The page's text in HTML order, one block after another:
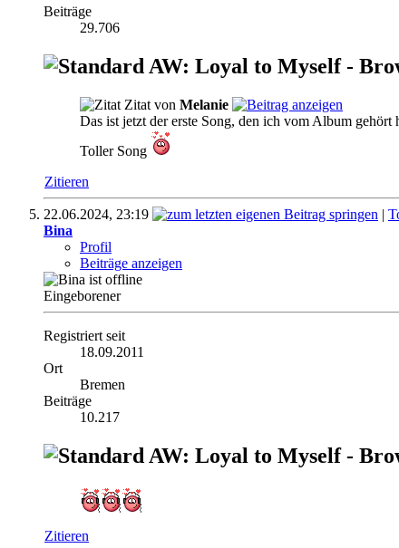
Beiträge
29.706
AW: Loyal to Myself -
Zitat von Melanie
Das ist jetzt der erste Song, den ich vom Album
Toller Song
Zitieren
22.06.2024, 23:19 |
Bina
Profil
Beiträge anzeigen
Eingeborener
Registriert seit
18.09.2011
Ort
Bremen
Beiträge
10.217
AW: Loyal to Myself -
Zitieren